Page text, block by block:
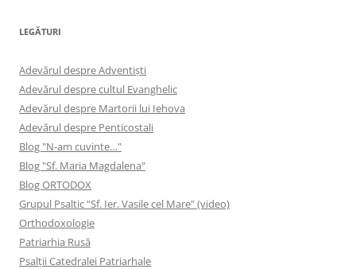
LEGĂTURI
Adevărul despre Adventişti
Adevărul despre cultul Evanghelic
Adevărul despre Martorii lui Iehova
Adevărul despre Penticostali
Blog "N-am cuvinte…"
Blog "Sf. Maria Magdalena"
Blog ORTODOX
Grupul Psaltic "Sf. Ier. Vasile cel Mare" (video)
Orthodoxologie
Patriarhia Rusă
Psalţii Catedralei Patriarhale